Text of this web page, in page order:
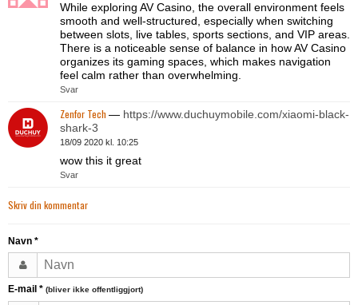
While exploring AV Casino, the overall environment feels
smooth and well-structured, especially when switching
between slots, live tables, sports sections, and VIP areas.
There is a noticeable sense of balance in how AV Casino
organizes its gaming spaces, which makes navigation
feel calm rather than overwhelming.
Svar
Zenfor Tech — https://www.duchuymobile.com/xiaomi-black-
shark-3
18/09 2020 kl. 10:25
wow this it great
Svar
Skriv din kommentar
Navn *
E-mail * (bliver ikke offentliggjort)